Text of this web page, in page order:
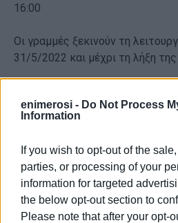
enimerosi - Do Not Process
Information
If you wish to opt-out of the
parties, or processing of your
information for targeted
the below opt-out section to
Please note that after your opt-
16:00
Οι γραμμές ξεκινούν τη
31/5/2022 και μέχρι τη λήξη της
ιστοσελίδα της υπηρεσίας
Ταχ. Δ/νση:Καλκάνη 15,
2645026309
Καββαδά Αννέτα, Ψυχολόγος
Δευ – Παρ 10:00-13:00.